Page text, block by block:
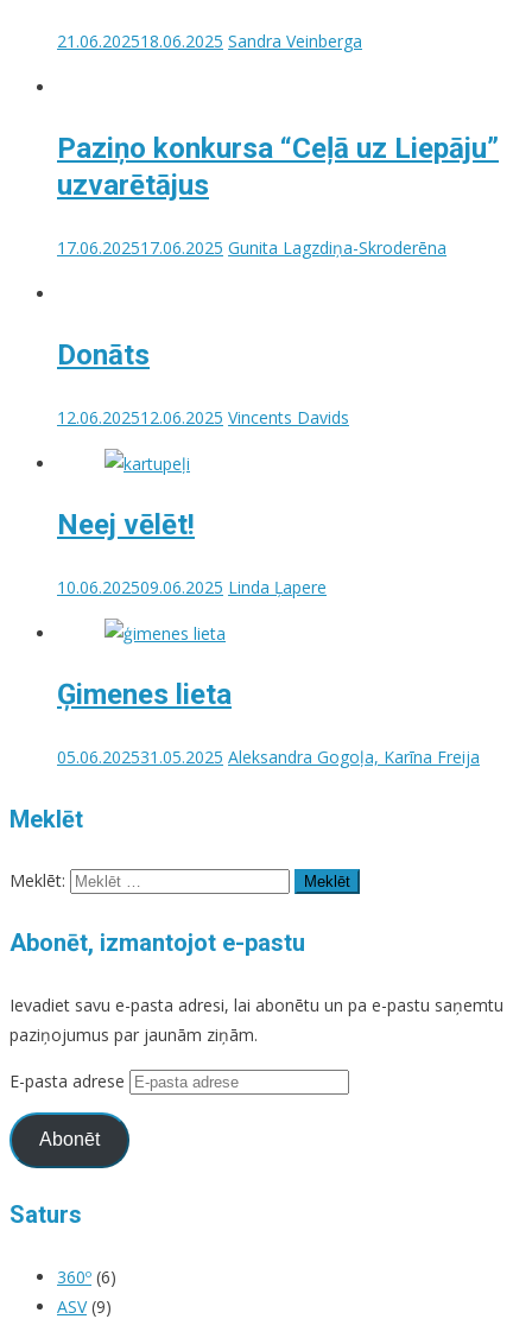
21.06.202518.06.2025 Sandra Veinberga
Paziņo konkursa “Ceļā uz Liepāju”
uzvarētājus
17.06.202517.06.2025 Gunita Lagzdiņa-Skroderēna
Donāts
12.06.202512.06.2025 Vincents Davids
Neej vēlēt!
10.06.202509.06.2025 Linda Ļapere
Ģimenes lieta
05.06.202531.05.2025 Aleksandra Gogoļa, Karīna Freija
Meklēt
Meklēt:
Abonēt, izmantojot e-pastu
Ievadiet savu e-pasta adresi, lai abonētu un pa e-pastu saņemtu
paziņojumus par jaunām ziņām.
E-pasta adrese
Abonēt
Saturs
360º (6)
ASV(9)